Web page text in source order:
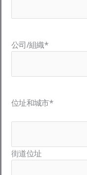
公司/組織*
位址和城市*
街道位址